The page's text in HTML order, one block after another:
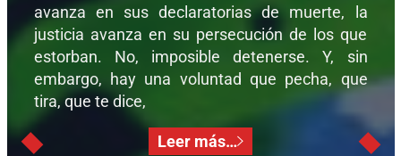
avanza en sus declaratorias de muerte, la
justicia avanza en su persecución de los que
estorban. No, imposible detenerse. Y, sin
embargo, hay una voluntad que pecha, que
tira, que te dice,
Leer más…